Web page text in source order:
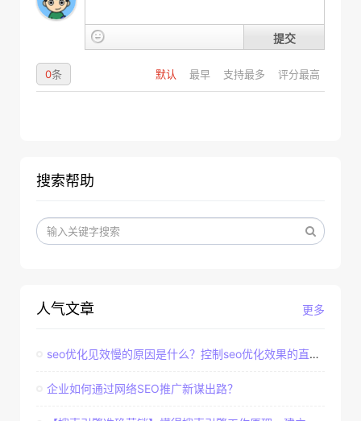
提交
默认 最早 支持最多 评分最高
0条
搜索帮助
更多
人气文章
seo优化见效慢的原因是什么？控制seo优化效果的直接因素
企业如何通过网络SEO推广新谋出路？